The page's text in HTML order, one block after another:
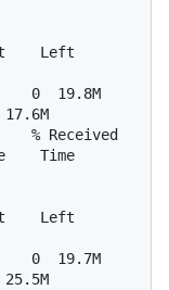
Left
0  19.8M
% Received
Time
Left
0  19.7M